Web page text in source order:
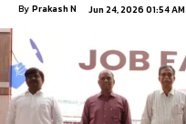
By Prakash N Jun 24, 2026 01:54 AM